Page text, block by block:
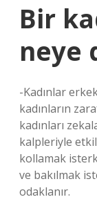
Bir
neye
-Kadınlar
kadınların
kadınları
kalpleriyle
kollamak
ve bakılmak
odaklanır.